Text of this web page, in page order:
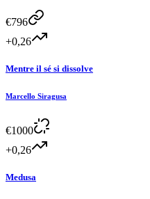
€796
+0,26
Mentre il sé si dissolve
Marcello Siragusa
€1000
+0,26
Medusa